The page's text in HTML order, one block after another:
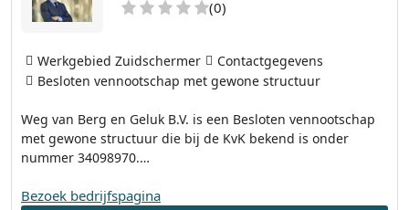
(0)
Weg van Berg en Geluk B.V. is een Besloten vennootschap
met gewone structuur die bij de KvK bekend is onder
nummer 34098970.…
Werkgebied Zuidschermer
Contactgegevens
Besloten vennootschap met gewone structuur
Bezoek bedrijfspagina